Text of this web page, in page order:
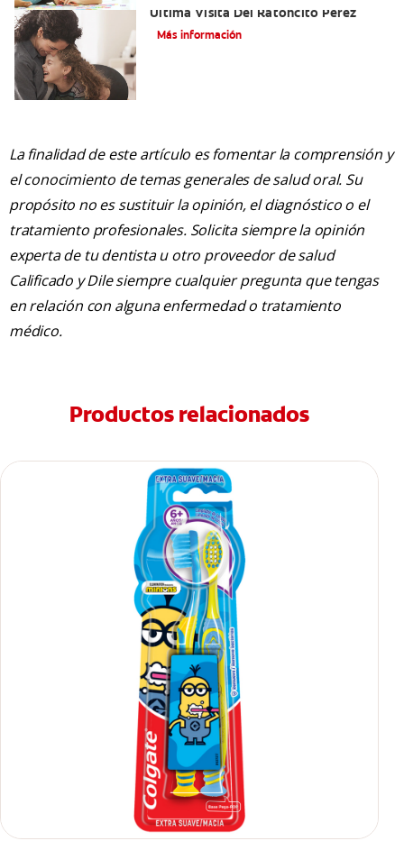
Última Visita Del Ratoncito Pérez
Más información
La finalidad de este artículo es fomentar la comprensión y
el conocimiento de temas generales de salud oral. Su
propósito no es sustituir la opinión, el diagnóstico o el
tratamiento profesionales. Solicita siempre la opinión
experta de tu dentista u otro proveedor de salud
Calificado y Dile siempre cualquier pregunta que tengas
en relación con alguna enfermedad o tratamiento
médico.
Productos relacionados